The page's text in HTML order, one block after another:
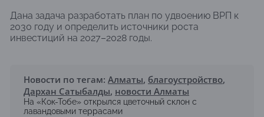
Дана задача разработать план по удвоению ВРП к
2030 году и определить источники роста
инвестиций на 2027–2028 годы.
Новости по тегам: Алматы, благоустройство,
Дархан Сатыбалды, новости Алматы
На «Кок-Тобе» открылся цветочный склон с
лавандовыми террасами